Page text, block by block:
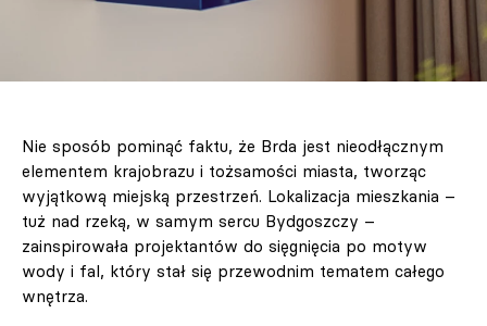
Nie sposób pominąć faktu, że Brda jest nieodłącznym
elementem krajobrazu i tożsamości miasta, tworząc
wyjątkową miejską przestrzeń. Lokalizacja mieszkania –
tuż nad rzeką, w samym sercu Bydgoszczy –
zainspirowała projektantów do sięgnięcia po motyw
wody i fal, który stał się przewodnim tematem całego
wnętrza.